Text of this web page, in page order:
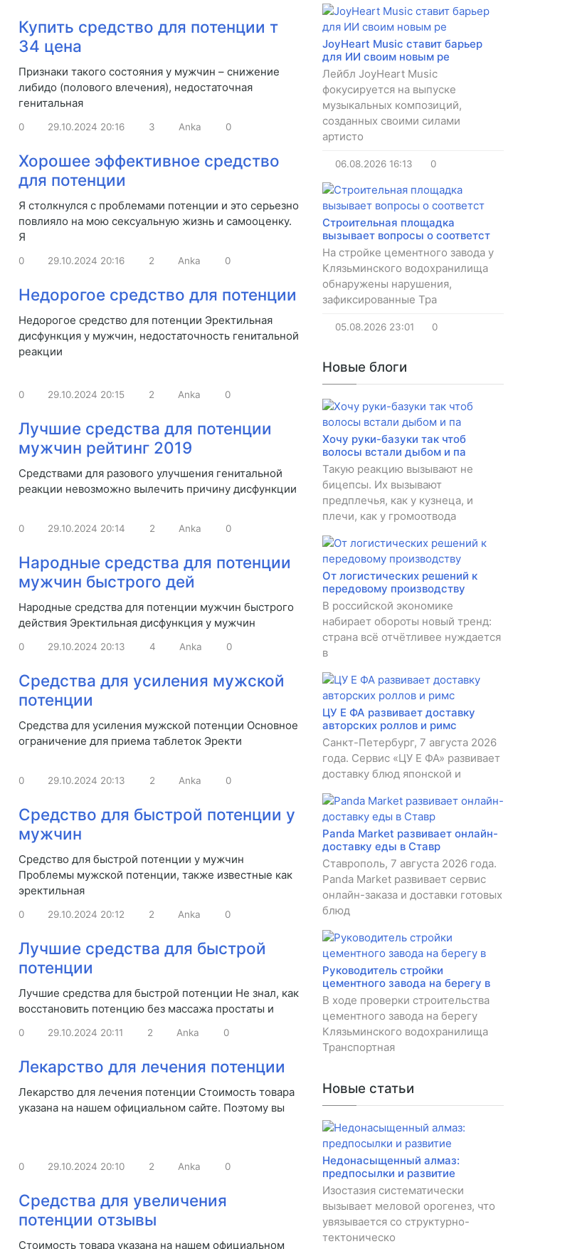
Купить средство для потенции т
34 цена
Признаки такого состояния у мужчин – снижение
либидо (полового влечения), недостаточная
генитальная
0 29.10.2024 20:16 3 Anka 0
Хорошее эффективное средство
для потенции
Я столкнулся с проблемами потенции и это серьезно
повлияло на мою сексуальную жизнь и самооценку.
Я
0 29.10.2024 20:16 2 Anka 0
Недорогое средство для потенции
Недорогое средство для потенции Эректильная
дисфункция у мужчин, недостаточность генитальной
реакции
0 29.10.2024 20:15 2 Anka 0
Лучшие средства для потенции
мужчин рейтинг 2019
Средствами для разового улучшения генитальной
реакции невозможно вылечить причину дисфункции
0 29.10.2024 20:14 2 Anka 0
Народные средства для потенции
мужчин быстрого дей
Народные средства для потенции мужчин быстрого
действия Эректильная дисфункция у мужчин
0 29.10.2024 20:13 4 Anka 0
Средства для усиления мужской
потенции
Средства для усиления мужской потенции Основное
ограничение для приема таблеток Эректи
0 29.10.2024 20:13 2 Anka 0
Средство для быстрой потенции у
мужчин
Средство для быстрой потенции у мужчин
Проблемы мужской потенции, также известные как
эректильная
0 29.10.2024 20:12 2 Anka 0
Лучшие средства для быстрой
потенции
Лучшие средства для быстрой потенции Не знал, как
восстановить потенцию без массажа простаты и
0 29.10.2024 20:11 2 Anka 0
Лекарство для лечения потенции
Лекарство для лечения потенции Стоимость товара
указана на нашем официальном сайте. Поэтому вы
0 29.10.2024 20:10 2 Anka 0
Средства для увеличения
потенции отзывы
Стоимость товара указана на нашем официальном
JoyHeart Music ставит барьер
для ИИ своим новым ре
Лейбл JoyHeart Music
фокусируется на выпуске
музыкальных композиций,
созданных своими силами
артисто
06.08.2026 16:13 0
Строительная площадка
вызывает вопросы о соответст
На стройке цементного завода у
Клязьминского водохранилища
обнаружены нарушения,
зафиксированные Тра
05.08.2026 23:01 0
Новые блоги
Хочу руки-базуки так чтоб
волосы встали дыбом и па
Такую реакцию вызывают не
бицепсы. Их вызывают
предплечья, как у кузнеца, и
плечи, как у громоотвода
От логистических решений к
передовому производству
В российской экономике
набирает обороты новый тренд:
страна всё отчётливее нуждается
в
ЦУ Е ФА развивает доставку
авторских роллов и римс
Санкт-Петербург, 7 августа 2026
года. Сервис «ЦУ Е ФА» развивает
доставку блюд японской и
Panda Market развивает онлайн-
доставку еды в Ставр
Ставрополь, 7 августа 2026 года.
Panda Market развивает сервис
онлайн-заказа и доставки готовых
блюд
Руководитель стройки
цементного завода на берегу в
В ходе проверки строительства
цементного завода на берегу
Клязьминского водохранилища
Транспортная
Новые статьи
Недонасыщенный алмаз:
предпосылки и развитие
Изостазия систематически
вызывает меловой орогенез, что
увязывается со структурно-
тектоническо